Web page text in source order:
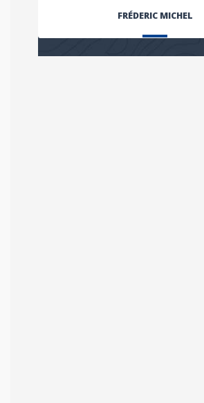
FRÉDERIC MICHEL